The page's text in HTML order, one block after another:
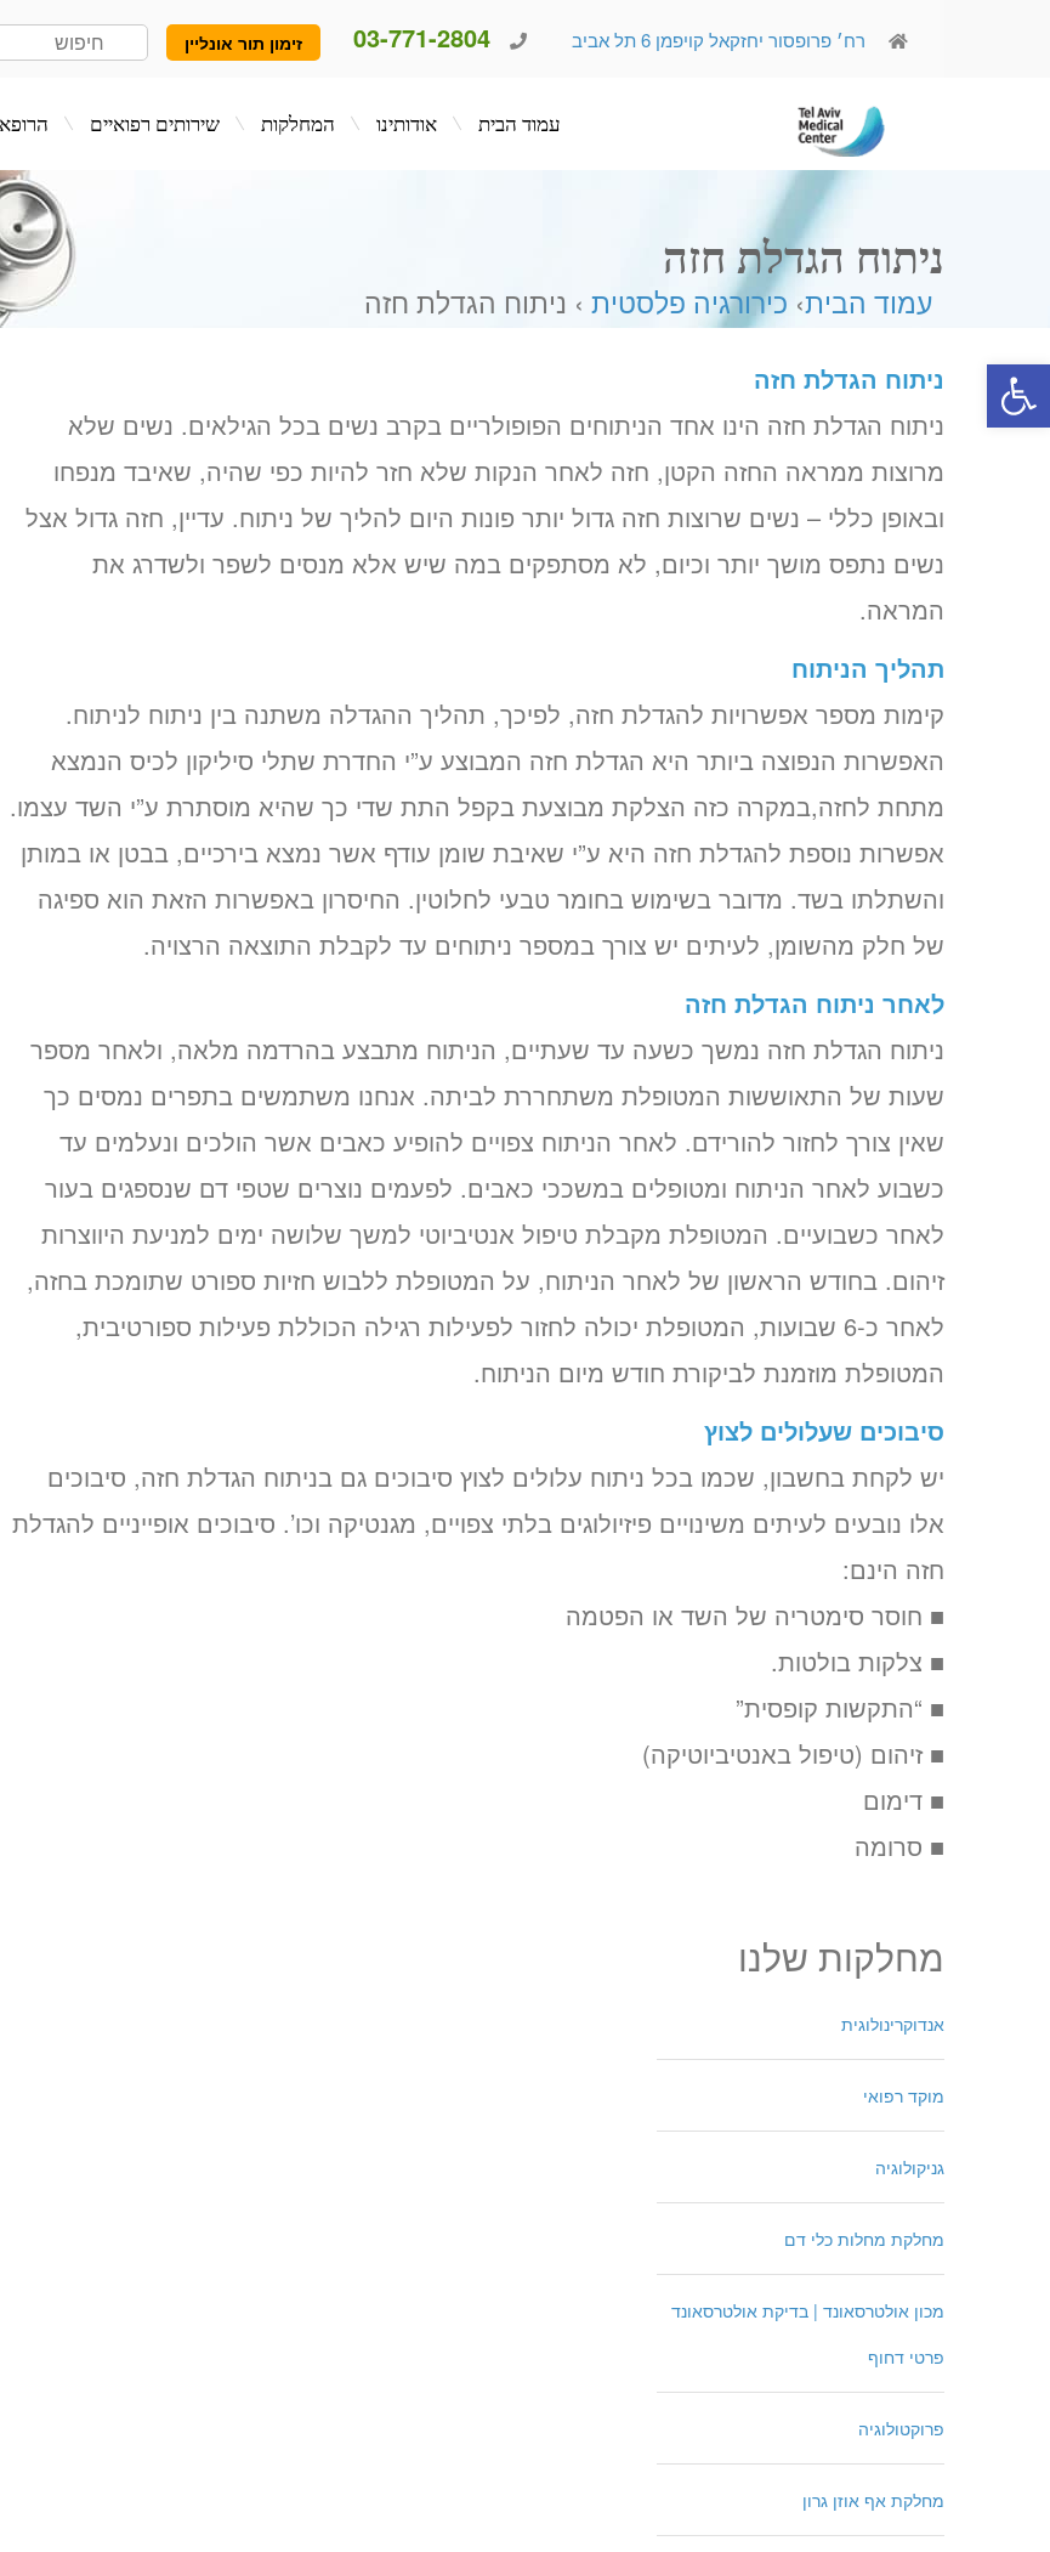
פתח סרגל נגישות
רח׳ פרופסור יחזקאל קויפמן 6 תל אביב 03-771-2804 זימון תור אונליין
ניתוח הגדלת חזה
עמוד הבית› כירורגיה פלסטית › ניתוח הגדלת חזה
ניתוח הגדלת חזה
ניתוח הגדלת חזה הינו אחד הניתוחים הפופולריים בקרב נשים בכל הגילאים. נשים שלא
מרוצות ממראה החזה הקטן, חזה לאחר הנקות שלא חזר להיות כפי שהיה, שאיבד מנפחו
ובאופן כללי – נשים שרוצות חזה גדול יותר פונות היום להליך של ניתוח. עדיין, חזה גדול אצל
נשים נתפס מושך יותר וכיום, לא מסתפקים במה שיש אלא מנסים לשפר ולשדרג את
המראה.
תהליך הניתוח
קימות מספר אפשרויות להגדלת חזה, לפיכך, תהליך ההגדלה משתנה בין ניתוח לניתוח.
האפשרות הנפוצה ביותר היא הגדלת חזה המבוצע ע”י החדרת שתלי סיליקון לכיס הנמצא
מתחת לחזה,במקרה כזה הצלקת מבוצעת בקפל התת שדי כך שהיא מוסתרת ע”י השד עצמו.
אפשרות נוספת להגדלת חזה היא ע”י שאיבת שומן עודף אשר נמצא בירכיים, בבטן או במותן
והשתלתו בשד. מדובר בשימוש בחומר טבעי לחלוטין. החיסרון באפשרות הזאת הוא ספיגה
של חלק מהשומן, לעיתים יש צורך במספר ניתוחים עד לקבלת התוצאה הרצויה.
לאחר ניתוח הגדלת חזה
ניתוח הגדלת חזה נמשך כשעה עד שעתיים, הניתוח מתבצע בהרדמה מלאה, ולאחר מספר
שעות של התאוששות המטופלת משתחררת לביתה. אנחנו משתמשים בתפרים נמסים כך
שאין צורך לחזור להורידם. לאחר הניתוח צפויים להופיע כאבים אשר הולכים ונעלמים עד
כשבוע לאחר הניתוח ומטופלים במשככי כאבים. לפעמים נוצרים שטפי דם שנספגים בעור
לאחר כשבועיים. המטופלת מקבלת טיפול אנטיביוטי למשך שלושה ימים למניעת היווצרות
זיהום. בחודש הראשון של לאחר הניתוח, על המטופלת ללבוש חזיות ספורט שתומכת בחזה,
לאחר כ-6 שבועות, המטופלת יכולה לחזור לפעילות רגילה הכוללת פעילות ספורטיבית,
המטופלת מוזמנת לביקורת חודש מיום הניתוח.
סיבוכים שעלולים לצוץ
יש לקחת בחשבון, שכמו בכל ניתוח עלולים לצוץ סיבוכים גם בניתוח הגדלת חזה, סיבוכים
אלו נובעים לעיתים משינויים פיזיולוגים בלתי צפויים, מגנטיקה וכו’. סיבוכים אופייניים להגדלת
חזה הינם:
■ חוסר סימטריה של השד או הפטמה
■ צלקות בולטות.
■ “התקשות קופסית”
■ זיהום (טיפול באנטיביוטיקה)
■ דימום
■ סרומה
מחלקות שלנו
אנדוקרינולוגית
מוקד רפואי
גניקולוגיה
מחלקת מחלות כלי דם
מכון אולטרסאונד | בדיקת אולטרסאונד
פרטי דחוף
פרוקטולוגיה
מחלקת אף אוזן גרון